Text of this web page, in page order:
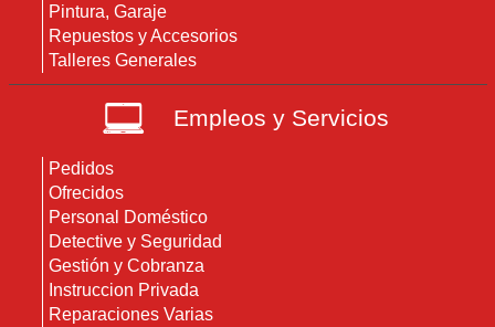
Pintura, Garaje
Repuestos y Accesorios
Talleres Generales
Empleos y Servicios
Pedidos
Ofrecidos
Personal Doméstico
Detective y Seguridad
Gestión y Cobranza
Instruccion Privada
Reparaciones Varias